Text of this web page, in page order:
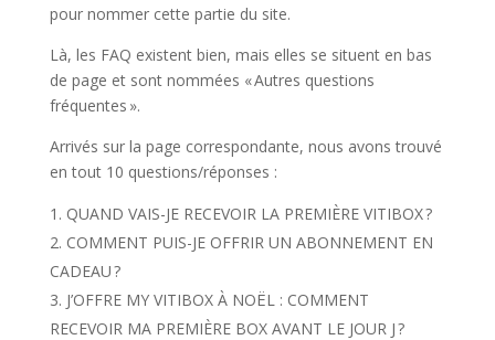
pour nommer cette partie du site.
Là, les FAQ existent bien, mais elles se situent en bas
de page et sont nommées « Autres questions
fréquentes ».
Arrivés sur la page correspondante, nous avons trouvé
en tout 10 questions/réponses :
QUAND VAIS-JE RECEVOIR LA PREMIÈRE VITIBOX ?
COMMENT PUIS-JE OFFRIR UN ABONNEMENT EN
CADEAU ?
J’OFFRE MY VITIBOX À NOËL : COMMENT
RECEVOIR MA PREMIÈRE BOX AVANT LE JOUR J ?